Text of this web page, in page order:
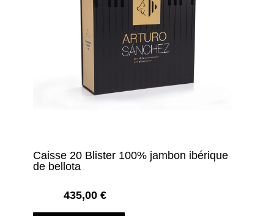
Caisse 20 Blister 100% jambon ibérique
de bellota
435,00 €